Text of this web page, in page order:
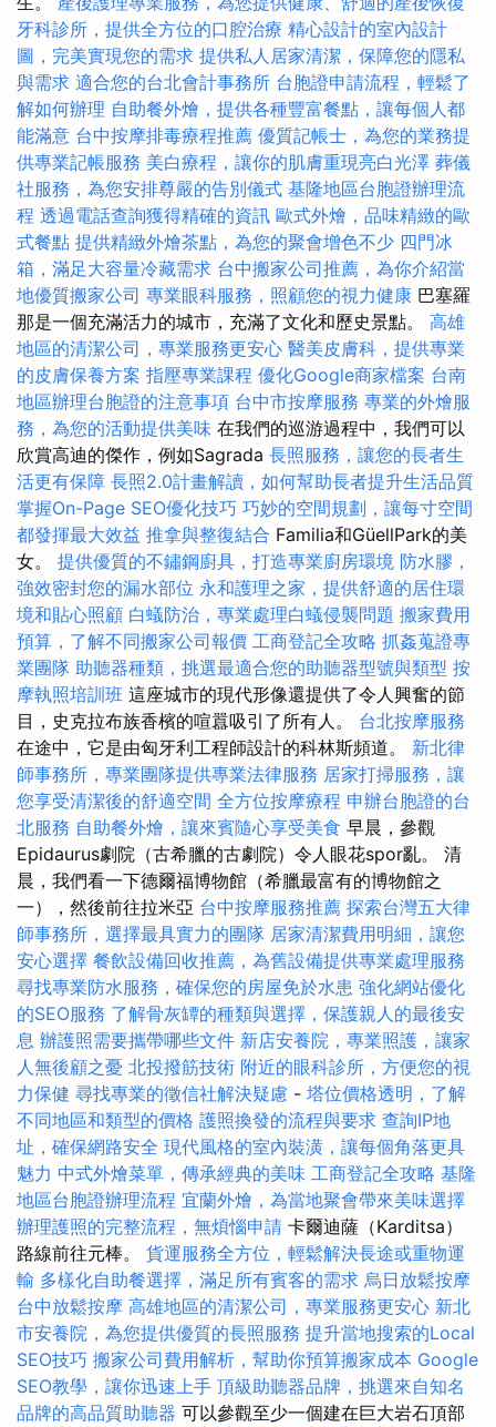
牙科診所，提供全方位的口腔治療 精心設計的室內設計
圖，完美實現您的需求 提供私人居家清潔，保障您的隱私
與需求 適合您的台北會計事務所 台胞證申請流程，輕鬆了
解如何辦理 自助餐外燴，提供各種豐富餐點，讓每個人都
能滿意 台中按摩排毒療程推薦 優質記帳士，為您的業務提
供專業記帳服務 美白療程，讓你的肌膚重現亮白光澤 葬儀
社服務，為您安排尊嚴的告別儀式 基隆地區台胞證辦理流
程 透過電話查詢獲得精確的資訊 歐式外燴，品味精緻的歐
式餐點 提供精緻外燴茶點，為您的聚會增色不少 四門冰
箱，滿足大容量冷藏需求 台中搬家公司推薦，為你介紹當
地優質搬家公司 專業眼科服務，照顧您的視力健康 巴塞羅
那是一個充滿活力的城市，充滿了文化和歷史景點。 高雄
地區的清潔公司，專業服務更安心 醫美皮膚科，提供專業
的皮膚保養方案 指壓專業課程 優化Google商家檔案 台南
地區辦理台胞證的注意事項 台中市按摩服務 專業的外燴服
務，為您的活動提供美味 在我們的巡游過程中，我們可以
欣賞高迪的傑作，例如Sagrada 長照服務，讓您的長者生
活更有保障 長照2.0計畫解讀，如何幫助長者提升生活品質
掌握On-Page SEO優化技巧 巧妙的空間規劃，讓每寸空間
都發揮最大效益 推拿與整復結合 Familia和GüellPark的美
女。 提供優質的不鏽鋼廚具，打造專業廚房環境 防水膠，
強效密封您的漏水部位 永和護理之家，提供舒適的居住環
境和貼心照顧 白蟻防治，專業處理白蟻侵襲問題 搬家費用
預算，了解不同搬家公司報價 工商登記全攻略 抓姦蒐證專
業團隊 助聽器種類，挑選最適合您的助聽器型號與類型 按
摩執照培訓班 這座城市的現代形像還提供了令人興奮的節
目，史克拉布族香檳的喧囂吸引了所有人。 台北按摩服務
在途中，它是由匈牙利工程師設計的科林斯頻道。 新北律
師事務所，專業團隊提供專業法律服務 居家打掃服務，讓
您享受清潔後的舒適空間 全方位按摩療程 申辦台胞證的台
北服務 自助餐外燴，讓來賓隨心享受美食 早晨，參觀
Epidaurus劇院（古希臘的古劇院）令人眼花spor亂。 清
晨，我們看一下德爾福博物館（希臘最富有的博物館之
一），然後前往拉米亞 台中按摩服務推薦 探索台灣五大律
師事務所，選擇最具實力的團隊 居家清潔費用明細，讓您
安心選擇 餐飲設備回收推薦，為舊設備提供專業處理服務
尋找專業防水服務，確保您的房屋免於水患 強化網站優化
的SEO服務 了解骨灰罈的種類與選擇，保護親人的最後安
息 辦護照需要攜帶哪些文件 新店安養院，專業照護，讓家
人無後顧之憂 北投撥筋技術 附近的眼科診所，方便您的視
力保健 尋找專業的徵信社解決疑慮 - 塔位價格透明，了解
不同地區和類型的價格 護照換發的流程與要求 查詢IP地
址，確保網路安全 現代風格的室內裝潢，讓每個角落更具
魅力 中式外燴菜單，傳承經典的美味 工商登記全攻略 基隆
地區台胞證辦理流程 宜蘭外燴，為當地聚會帶來美味選擇
辦理護照的完整流程，無煩惱申請 卡爾迪薩（Karditsa）
路線前往元棒。 貨運服務全方位，輕鬆解決長途或重物運
輸 多樣化自助餐選擇，滿足所有賓客的需求 烏日放鬆按摩
台中放鬆按摩 高雄地區的清潔公司，專業服務更安心 新北
市安養院，為您提供優質的長照服務 提升當地搜索的Local
SEO技巧 搬家公司費用解析，幫助你預算搬家成本 Google
SEO教學，讓你迅速上手 頂級助聽器品牌，挑選來自知名
品牌的高品質助聽器 可以參觀至少一個建在巨大岩石頂部